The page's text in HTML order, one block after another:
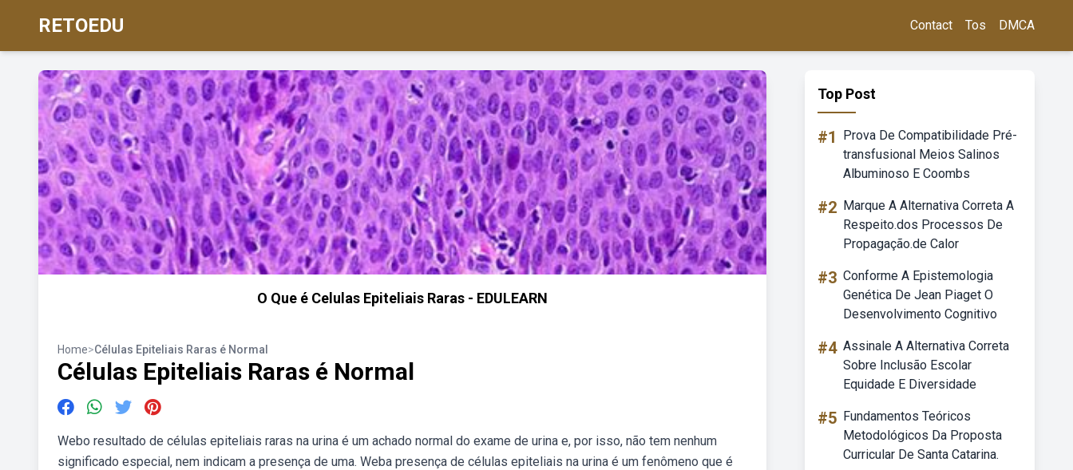
RETOEDU Contact Tos DMCA
O Que é Celulas Epiteliais Raras - EDULEARN
Home>Células Epiteliais Raras é Normal
Células Epiteliais Raras é Normal
Webo resultado de células epiteliais raras na urina é um achado normal do exame de urina e, por isso, não tem nenhum
significado especial, nem indicam a presença de uma. Weba presença de células epiteliais na urina é um fenômeno que é
Top Post
#1
Prova De Compatibilidade Pré-
transfusional Meios Salinos
Albuminoso E Coombs
#2 Marque A Alternativa Correta A
Respeito.dos Processos De
Propagação.de Calor
#3 Conforme A Epistemologia
Genética De Jean Piaget O
Desenvolvimento Cognitivo
#4 Assinale A Alternativa Correta
Sobre Inclusão Escolar
Equidade E Diversidade
#5 Fundamentos Teóricos
Metodológicos Da Proposta
Curricular De Santa Catarina.